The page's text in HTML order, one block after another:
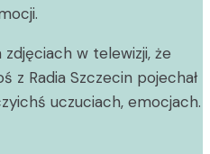
w telewizji, że
z Radia Szczecin pojechał
uczuciach, emocjach.